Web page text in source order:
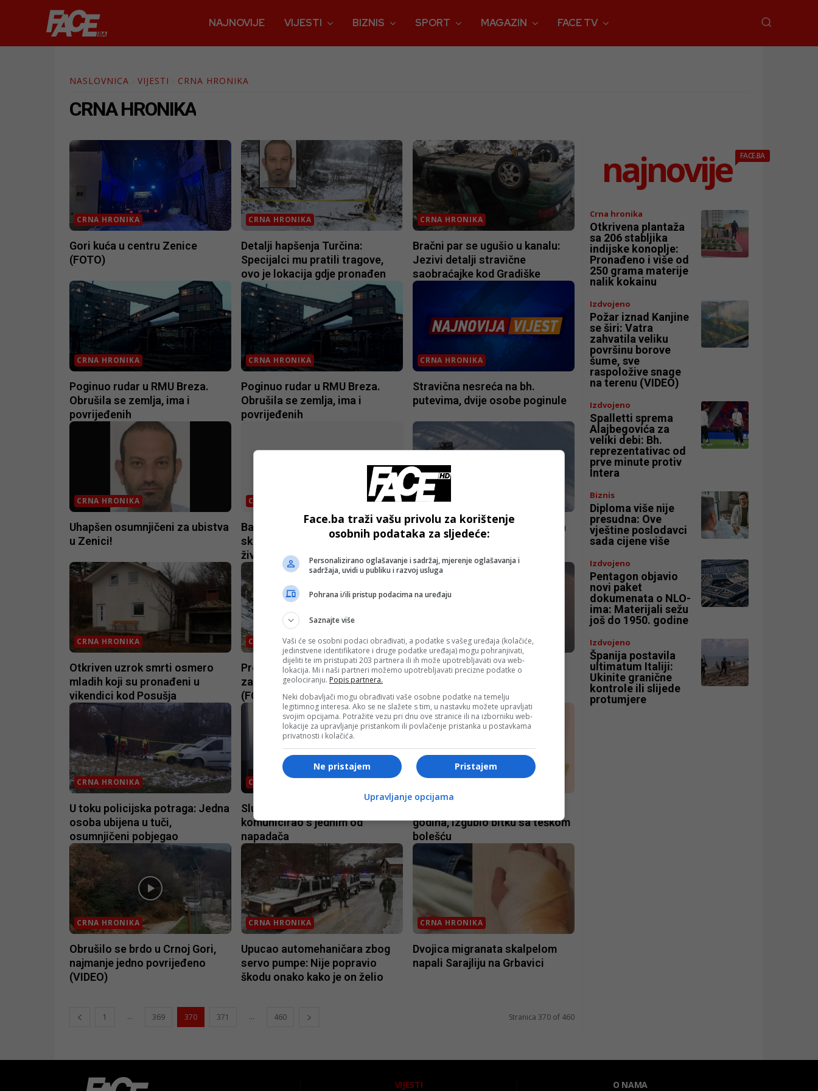
NAJNOVIJE VIJESTI BIZNIS SPORT MAGAZIN FACE TV
NASLOVNICA VIJESTI CRNA HRONIKA
CRNA HRONIKA
CRNA HRONIKA
Gori kuća u centru Zenice
(FOTO)
CRNA HRONIKA
Detalji hapšenja Turčina:
Specijalci mu pratili tragove,
ovo je lokacija gdje pronađen
CRNA HRONIKA
Bračni par se ugušio u kanalu:
Jezivi detalji stravične
saobraćajke kod Gradiške
CRNA HRONIKA
Poginuo rudar u RMU Breza.
Obrušila se zemlja, ima i
povrijeđenih
CRNA HRONIKA
Poginuo rudar u RMU Breza.
Obrušila se zemlja, ima i
povrijeđenih
CRNA HRONIKA
Stravična nesreća na bh.
putevima, dvije osobe poginule
CRNA HRONIKA
Uhapšen osumnjičeni za ubistva
u Zenici!
CRNA HRONIKA
Banjalučanin pao pod ratrak na
skijalištu, ljekari mu se bore za
život
CRNA HRONIKA
Banjalučanin pao pod ratrak na
skijalištu, ljekari mu se bore za
život
CRNA HRONIKA
Otkriven uzrok smrti osmero
mladih koji su pronađeni u
vikendici kod Posušja
CRNA HRONIKA
Pronađen kombi osumnjičenog
za dvostruko ubistvo u Zenici
(FOTO)
CRNA HRONIKA
Mlađi muškarac počinio
CRNA HRONIKA
U toku policijska potraga: Jedna
osoba ubijena u tuči,
osumnjičeni pobjegao
CRNA HRONIKA
Slučaj “Krunić”: Optuženi Gajić
komunicirao s jednim od
napadača
godina, izgubio bitku sa teškom
bolešću
CRNA HRONIKA
Obrušilo se brdo u Crnoj Gori,
najmanje jedno povrijeđeno
(VIDEO)
CRNA HRONIKA
Upucao automehaničara zbog
servo pumpe: Nije popravio
škodu onako kako je on želio
CRNA HRONIKA
Dvojica migranata skalpelom
napali Sarajliju na Grbavici
1 ... 369 370 371 ... 460 Stranica 370 of 460
najnovije FACE.BA
Crna hronika
Otkrivena plantaža
sa 206 stabljika
indijske konoplje:
Pronađeno i više od
250 grama materije
nalik kokainu
Izdvojeno
Požar iznad Kanjine
se širi: Vatra
zahvatila veliku
površinu borove
šume, sve
raspoložive snage
na terenu (VIDEO)
Izdvojeno
Spalletti sprema
Alajbegovića za
veliki debi: Bh.
reprezentativac od
prve minute protiv
Intera
Biznis
Diploma više nije
presudna: Ove
vještine poslodavci
sada cijene više
Izdvojeno
Pentagon objavio
novi paket
dokumenata o NLO-
ima: Materijali sežu
još do 1950. godine
Izdvojeno
Španija postavila
ultimatum Italiji:
Ukinite granične
kontrole ili slijede
protumjere
VIJESTI O NAMA
Face.ba traži vašu privolu za korištenje
osobnih podataka za sljedeće:
Personalizirano oglašavanje i sadržaj, mjerenje oglašavanja i
sadržaja, uvidi u publiku i razvoj usluga
Pohrana i/ili pristup podacima na uređaju
Saznajte više
Vaši će se osobni podaci obrađivati, a podatke s vašeg uređaja (kolačiće,
jedinstvene identifikatore i druge podatke uređaja) mogu pohranjivati,
dijeliti te im pristupati 203 partnera ili ih može upotrebljavati ova web-
lokacija. Mi i naši partneri možemo upotrebljavati precizne podatke o
geolociranju. Popis partnera.
Neki dobavljači mogu obrađivati vaše osobne podatke na temelju
legitimnog interesa. Ako se ne slažete s tim, u nastavku možete upravljati
svojim opcijama. Potražite vezu pri dnu ove stranice ili na izborniku web-
lokacije za upravljanje pristankom ili povlačenje pristanka u postavkama
privatnosti i kolačića.
Pristajem
Ne pristajem
Upravljanje opcijama